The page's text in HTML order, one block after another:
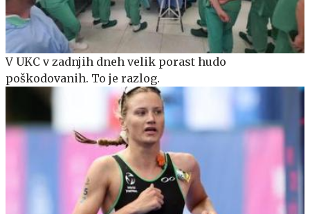
V UKC v zadnjih dneh velik porast hudo
poškodovanih. To je razlog.